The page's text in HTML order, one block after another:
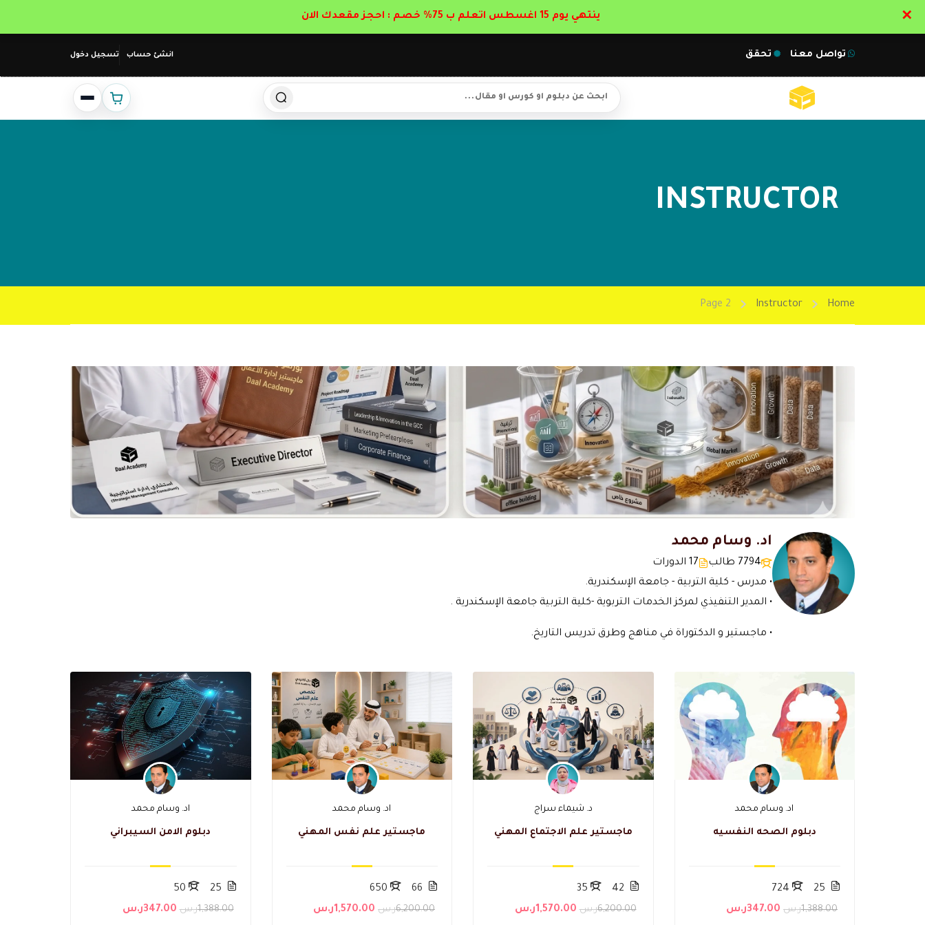
انشئ حساب تسجيل دخول تواصل معنا تحقق
INSTRUCTOR
Home
Instructor
Page 2
اد. وسام محمد
7794 طالب
17 الدورات
• مدرس - كلية التربية - جامعة الإسكندرية.
• المدير التنفيذي لمركز الخدمات التربوية -كلية التربية جامعة الإسكندرية .
• ماجستير و الدكتوراة في مناهج وطرق تدريس التاريخ.
اد. وسام محمد
دبلوم الصحه النفسيه
25
724
1,388.00ر.س 347.00ر.س
د. شيماء سراج
ماجستير علم الاجتماع المهني
42
35
6,200.00ر.س 1,570.00ر.س
اد. وسام محمد
ماجستير علم نفس المهني
66
650
6,200.00ر.س 1,570.00ر.س
اد. وسام محمد
دبلوم الامن السيبراني
25
50
1,388.00ر.س 347.00ر.س
ينتهي يوم 15 اغسطس اتعلم ب 75% خصم : احجز مقعدك الان ✕